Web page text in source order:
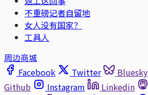
不重磅记者自留地
女人没有国家？
工具人
周边商城
Facebook
Twitter Bluesky
Github
Instagram Linkedin